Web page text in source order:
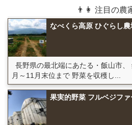
👨👩 注目の農
なべくら高原 ひぐらし
長野県の最北端にあたる・飯山市
月～11月末位まで 野菜を収穫し...
果実的野菜 フルベジファ